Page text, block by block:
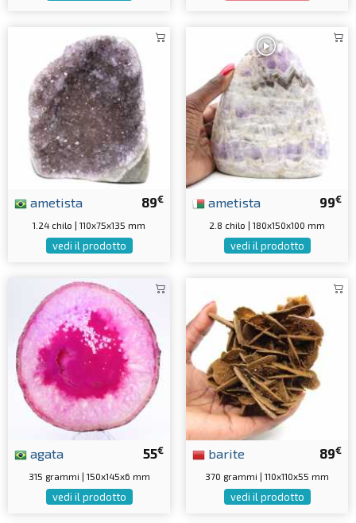
89€
ametista
1.24 chilo | 110x75x135 mm
vedi il prodotto
99€
ametista
2.8 chilo | 180x150x100 mm
vedi il prodotto
55€
agata
315 grammi | 150x145x6 mm
vedi il prodotto
89€
barite
370 grammi | 110x110x55 mm
vedi il prodotto